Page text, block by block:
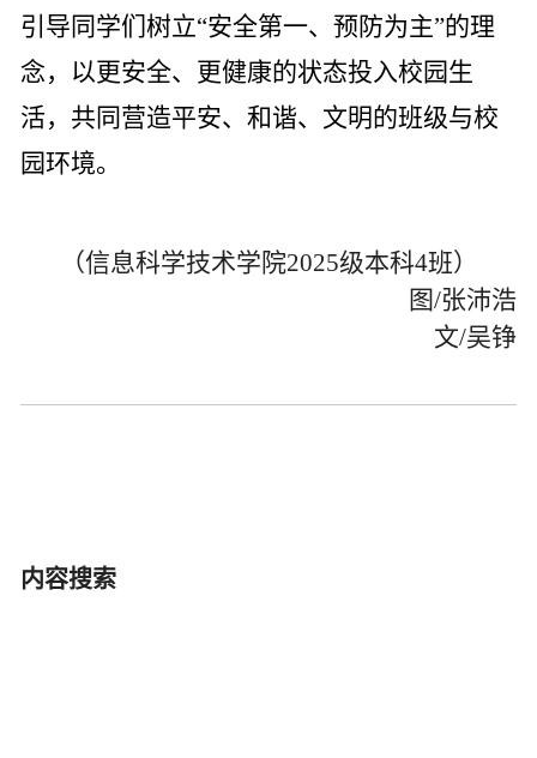
引导同学们树立“安全第一、预防为主”的理
念，以更安全、更健康的状态投入校园生
活，共同营造平安、和谐、文明的班级与校
园环境。
（信息科学技术学院2025级本科4班）
图/张沛浩
文/吴铮
内容搜索